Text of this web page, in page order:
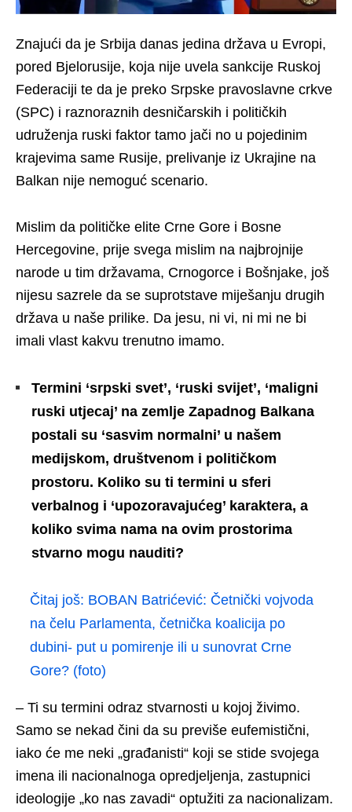
Znajući da je Srbija danas jedina država u Evropi,
pored Bjelorusije, koja nije uvela sankcije Ruskoj
Federaciji te da je preko Srpske pravoslavne crkve
(SPC) i raznoraznih desničarskih i političkih
udruženja ruski faktor tamo jači no u pojedinim
krajevima same Rusije, prelivanje iz Ukrajine na
Balkan nije nemoguć scenario.
Mislim da političke elite Crne Gore i Bosne
Hercegovine, prije svega mislim na najbrojnije
narode u tim državama, Crnogorce i Bošnjake, još
nijesu sazrele da se suprotstave miješanju drugih
država u naše prilike. Da jesu, ni vi, ni mi ne bi
imali vlast kakvu trenutno imamo.
Termini ‘srpski svet’, ‘ruski svijet’, ‘maligni
ruski utjecaj’ na zemlje Zapadnog Balkana
postali su ‘sasvim normalni’ u našem
medijskom, društvenom i političkom
prostoru. Koliko su ti termini u sferi
verbalnog i ‘upozoravajućeg’ karaktera, a
koliko svima nama na ovim prostorima
stvarno mogu nauditi?
Čitaj još: BOBAN Batrićević: Četnički vojvoda
na čelu Parlamenta, četnička koalicija po
dubini- put u pomirenje ili u sunovrat Crne
Gore? (foto)
– Ti su termini odraz stvarnosti u kojoj živimo.
Samo se nekad čini da su previše eufemistični,
iako će me neki „građanisti“ koji se stide svojega
imena ili nacionalnoga opredjeljenja, zastupnici
ideologije „ko nas zavadi“ optužiti za nacionalizam.